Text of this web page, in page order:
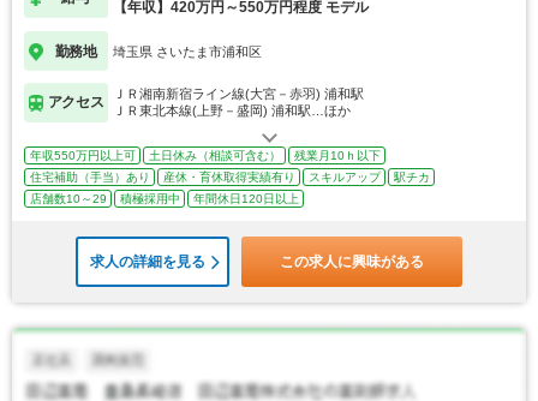
【年収】420万円～550万円程度 モデル
勤務地 埼玉県 さいたま市浦和区
アクセス
ＪＲ湘南新宿ライン線(大宮－赤羽) 浦和駅
ＪＲ東北本線(上野－盛岡) 浦和駅…ほか
年収550万円以上可 土日休み（相談可含む）
残業月10ｈ以下
住宅補助（手当）あり
産休・育休取得実績有り スキルアップ
駅チカ
店舗数10～29
積極採用中 年間休日120日以上
求人の詳細を見る この求人に興味がある